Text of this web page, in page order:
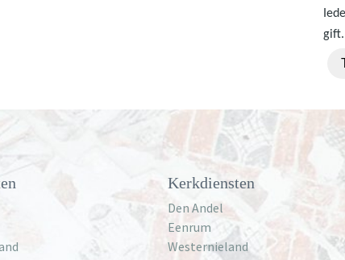
gift.
Kerkdiensten
Den Andel
Eenrum
Westernieland